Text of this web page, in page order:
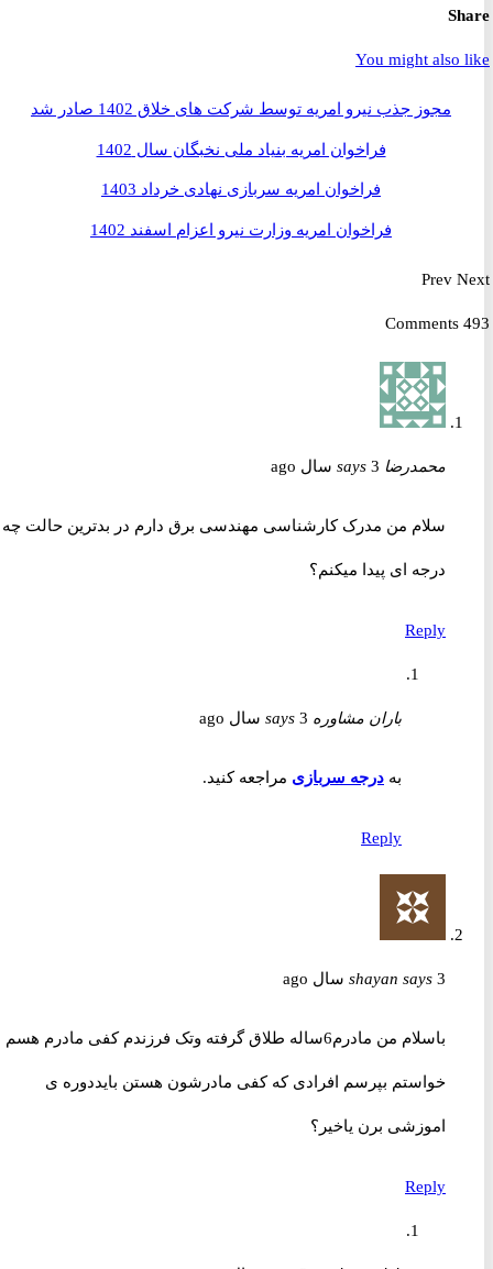
You might
مجوز جذب نیرو امریه توسط شرکت های خلاق 1402 صادر شد
فراخوان امریه بنیاد ملی نخبگان سال 1402
فراخوان امریه سربازی نهادی خرداد 1403
فراخوان امریه وزارت نیرو اعزام اسفند 1402
Prev
محمدرضا says 3 سال ago
سلام من مدرک کارشناسی مهندسی برق دارم در بدترین حالت چه
درجه ای پیدا میکنم؟
Reply
باران مشاوره says 3 سال ago
درجه سربازیمراجعه کنید.
Reply
shayan says
باسلام من مادرم6ساله طلاق گرفته وتک فرزندم کفی مادرم هسم
خواستم بپرسم افرادی که کفی مادرشون هستن بایددوره ی
اموزشی برن یاخیر؟
Reply